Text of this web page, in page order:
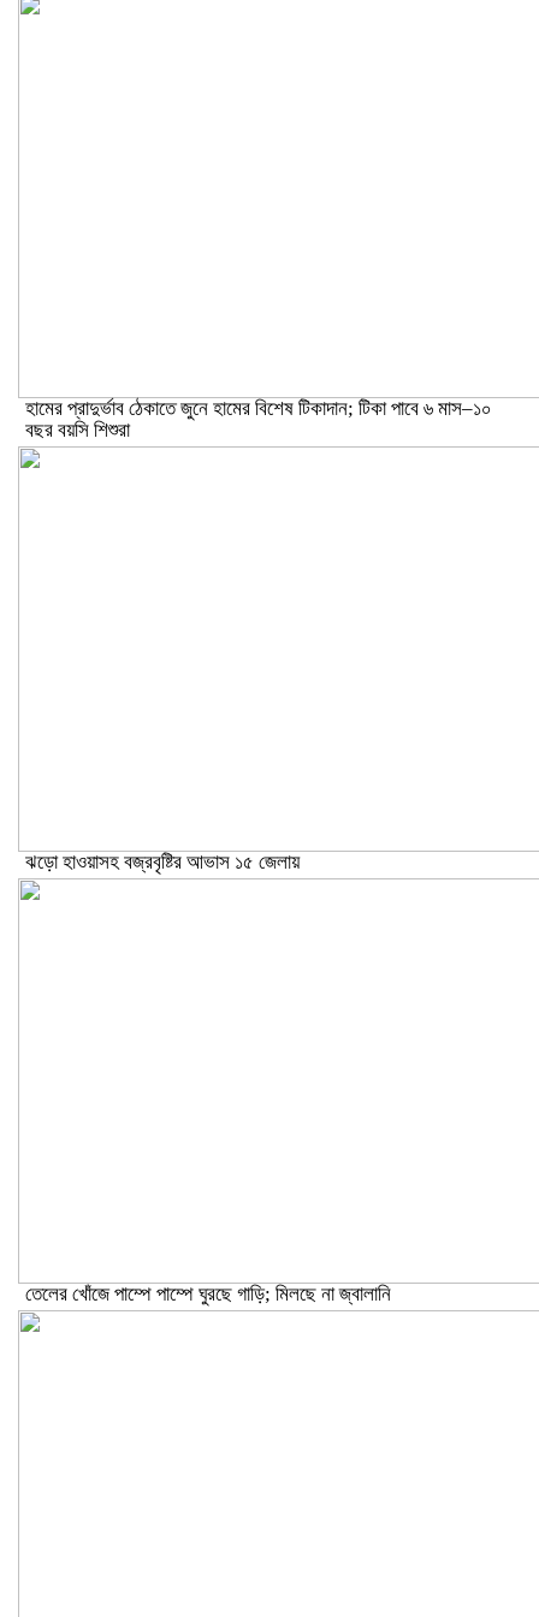
হামের প্রাদুর্ভাব ঠেকাতে জুনে হামের বিশেষ টিকাদান; টিকা পাবে ৬ মাস–১০
বছর বয়সি শিশুরা
ঝড়ো হাওয়াসহ বজ্রবৃষ্টির আভাস ১৫ জেলায়
তেলের খোঁজে পাম্পে পাম্পে ঘুরছে গাড়ি; মিলছে না জ্বালানি